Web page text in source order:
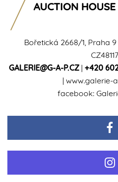
Bořetická 2668/1, Praha
GALERIE@G-A-P.CZ| +420
| www.galerie-
facebook:
AUCTION